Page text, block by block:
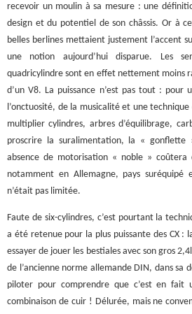
recevoir un moulin à sa mesure : une
design et du potentiel de son châssis. Or à
belles berlines mettaient justement l’accent
une notion aujourd’hui disparue. Les
quadricylindre sont en effet nettement moins
d’un V8. La puissance n’est pas tout :
l’onctuosité, de la musicalité et une
multiplier cylindres, arbres d’équilibrage,
proscrire la suralimentation, la « gonflette
absence de motorisation « noble »
notamment en Allemagne, pays suréquipé
n’était pas limitée.
Faute de six-cylindres, c’est pourtant la
a été retenue pour la plus puissante des CX :
essayer de jouer les bestiales avec son gros
de l’ancienne norme allemande DIN, dans sa
piloter pour comprendre que c’est en fait
combinaison de cuir ! Délurée, mais ne